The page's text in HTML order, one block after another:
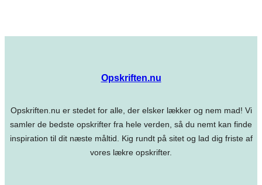
Opskriften.nu
Opskriften.nu er stedet for alle, der elsker lækker og nem mad! Vi
samler de bedste opskrifter fra hele verden, så du nemt kan finde
inspiration til dit næste måltid. Kig rundt på sitet og lad dig friste af
vores lækre opskrifter.